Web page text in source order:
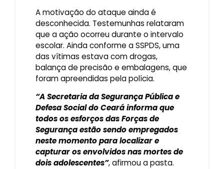
A motivação do ataque ainda é
desconhecida. Testemunhas relataram
que a ação ocorreu durante o intervalo
escolar. Ainda conforme a SSPDS, uma
das vítimas estava com drogas,
balança de precisão e embalagens, que
foram apreendidas pela polícia.
“A Secretaria da Segurança Pública e
Defesa Social do Ceará informa que
todos os esforços das Forças de
Segurança estão sendo empregados
neste momento para localizar e
capturar os envolvidos nas mortes de
dois adolescentes”, afirmou a pasta.